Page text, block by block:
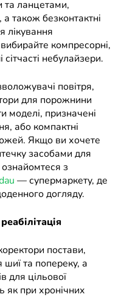
та ланцетами,
також безконтактні
лікування
компресорні,
сітчасті небулайзери.
повітря,
для порожнини
моделі, призначені
або компактні
Якщо ви хочете
засобами для
ознайомтеся з
— супермаркету, де
догляду.
постави,
шиї та попереку, а
для цільової
як при хронічних